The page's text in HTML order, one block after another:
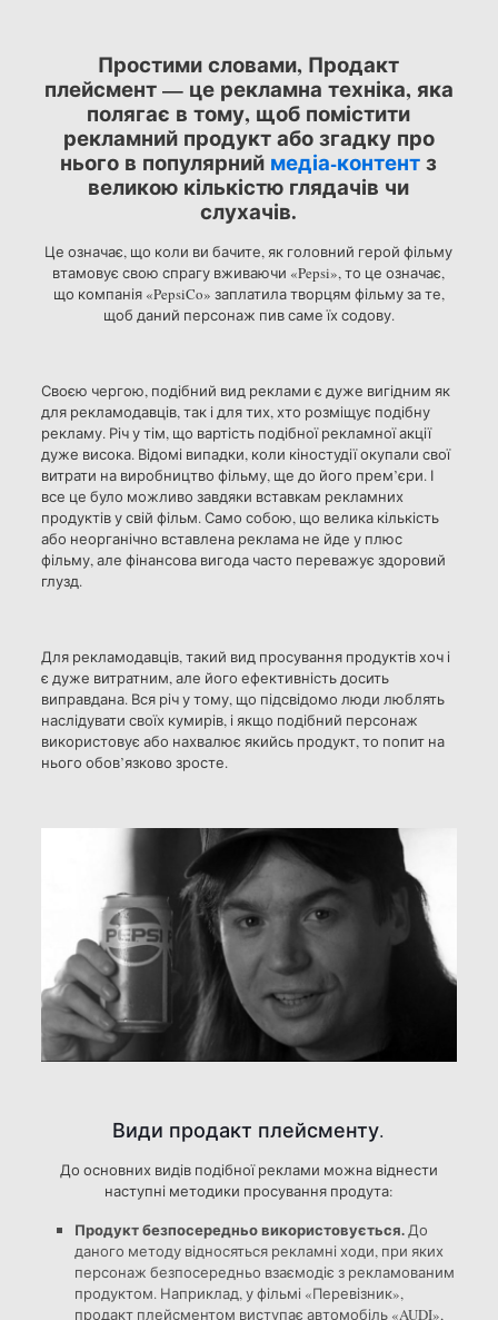
Простими словами, Продакт
плейсмент — це рекламна техніка, яка
полягає в тому, щоб помістити
рекламний продукт або згадку про
нього в популярний медіа-контентз
великою кількістю глядачів чи
слухачів.
Це означає, що коли ви бачите, як головний герой фільму
втамовує свою спрагу вживаючи «Pepsi», то це означає,
що компанія «PepsiCo» заплатила творцям фільму за те,
щоб даний персонаж пив саме їх содову.
Своєю чергою, подібний вид реклами є дуже вигідним як
для рекламодавців, так і для тих, хто розміщує подібну
рекламу. Річ у тім, що вартість подібної рекламної акції
дуже висока. Відомі випадки, коли кіностудії окупали свої
витрати на виробництво фільму, ще до його прем’єри. І
все це було можливо завдяки вставкам рекламних
продуктів у свій фільм. Само собою, що велика кількість
або неорганічно вставлена реклама не йде у плюс
фільму, але фінансова вигода часто переважує здоровий
глузд.
Для рекламодавців, такий вид просування продуктів хоч і
є дуже витратним, але його ефективність досить
виправдана. Вся річ у тому, що підсвідомо люди люблять
наслідувати своїх кумирів, і якщо подібний персонаж
використовує або нахвалює якийсь продукт, то попит на
нього обов’язково зросте.
Види продакт плейсменту.
До основних видів подібної реклами можна віднести
наступні методики просування продута:
Продукт безпосередньо використовується.До
даного методу відносяться рекламні ходи, при яких
персонаж безпосередньо взаємодіє з рекламованим
продуктом. Наприклад, у фільмі «Перевізник»,
продакт плейсментом виступає автомобіль «AUDI»,